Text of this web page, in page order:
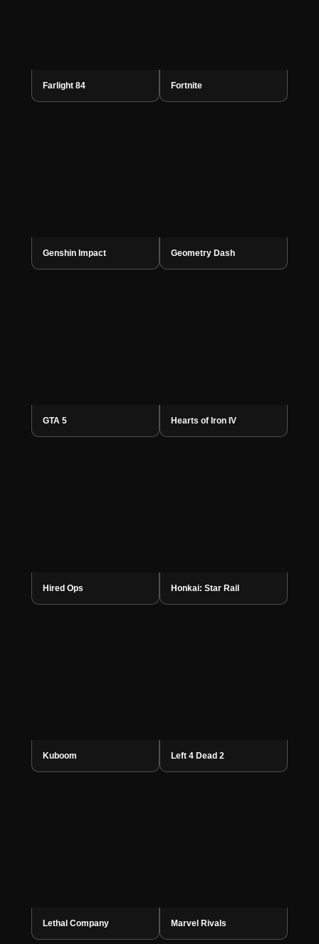
Farlight 84 Fortnite
Genshin Impact Geometry Dash
GTA 5 Hearts of Iron IV
Hired Ops Honkai: Star Rail
Kuboom Left 4 Dead 2
Lethal Company Marvel Rivals